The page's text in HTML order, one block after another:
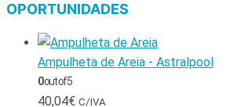
OPORTUNIDADES
Ampulheta de Areia - Astralpool
0out of 5
40,04€ C/IVA